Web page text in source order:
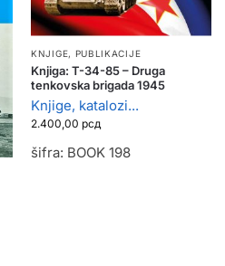
KNJIGE, PUBLIKACIJE
Knjiga: T-34-85 – Druga
tenkovska brigada 1945
Knjige, katalozi...
2.400,00 рсд
šifra: BOOK 198